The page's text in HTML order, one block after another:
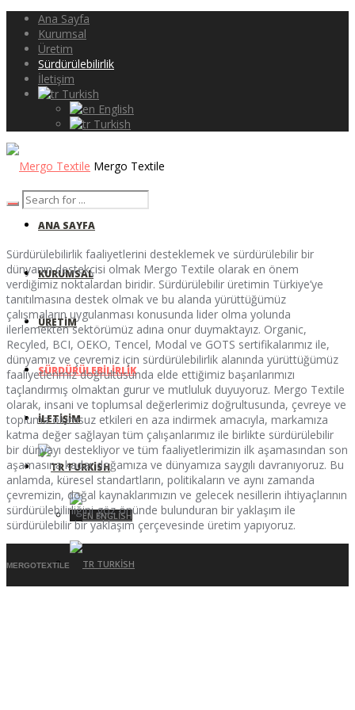
Ana Sayfa
Kurumsal
Üretim
Sürdürülebilirlik
İletişim
Turkish
English
Turkish
Mergo Textile
ANA SAYFA
KURUMSAL
ÜRETIM
SÜRDÜRÜLEBILIRLIK
İLETIŞIM
TURKISH
ENGLISH
TURKISH
Sürdürülebilirlik faaliyetlerini desteklemek ve sürdürülebilir bir
dünyanın destekçisi olmak Mergo Textile olarak en önem
verdiğimiz noktalardan biridir. Sürdürülebilir üretimin Türkiye’ye
tanıtılmasına destek olmak ve bu alanda yürüttüğümüz
çalışmaların uygulanması konusunda lider olma yolunda
ilerlemekten sektörümüz adına onur duymaktayız. Organic,
Recyled, BCI, OEKO, Tencel, Modal ve GOTS sertifikalarımız ile,
dünyamız ve çevremiz için sürdürülebilirlik alanında yürüttüğümüz
faaliyetlerimiz doğrultusunda elde ettiğimiz başarılarımızı
taçlandırmış olmaktan gurur ve mutluluk duyuyoruz. Mergo Textile
olarak, insani ve toplumsal değerlerimiz doğrultusunda, çevreye ve
topluma olumsuz etkileri en aza indirmek amacıyla, markamıza
katma değer sağlayan tüm çalışanlarımız ile birlikte sürdürülebilir
bir dünyayı destekliyor ve tüm faaliyetlerimizin ilk aşamasından son
aşamasına kadar doğamıza ve dünyamıza saygılı davranıyoruz. Bu
anlamda, küresel standartların, politikaların ve aynı zamanda
çevremizin, doğal kaynaklarımızın ve gelecek nesillerin ihtiyaçlarının
sürdürülebilirliğini göz önünde bulunduran bir yaklaşım ile
sürdürülebilir bir yaklaşım çerçevesinde üretim yapıyoruz.
MERGOTEXTILE